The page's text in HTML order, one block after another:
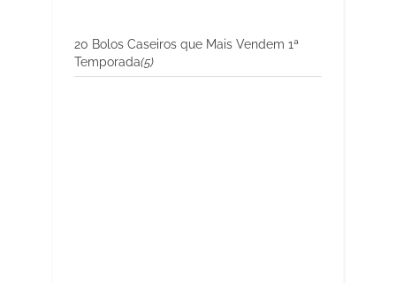
20 Bolos Caseiros que Mais Vendem 1ª
Temporada(5)